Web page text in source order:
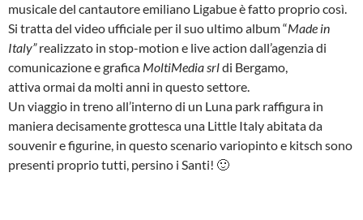
musicale del cantautore emiliano Ligabue è fatto proprio così.
Si tratta del video ufficiale per il suo ultimo album “Made in
Italy”realizzato in stop-motion e live action dall’agenzia di
comunicazione e grafica MoltiMedia srldi Bergamo,
attiva ormai da molti anni in questo settore.
Un viaggio in treno all’interno di un Luna park raffigura in
maniera decisamente grottesca una Little Italy abitata da
souvenir e figurine, in questo scenario variopinto e kitsch sono
presenti proprio tutti, persino i Santi! 🙂